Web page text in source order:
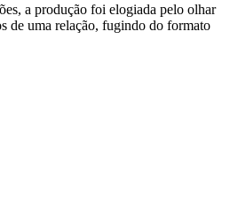
a produção foi elogiada pelo olhar
de uma relação, fugindo do formato